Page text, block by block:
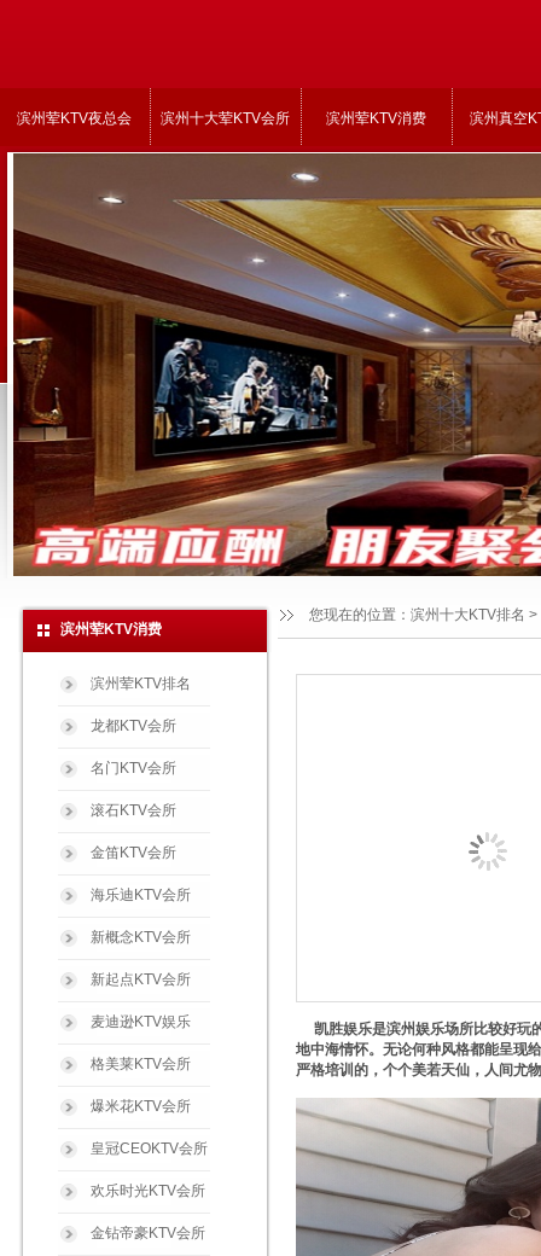
滨州荤KTV夜总会 滨州十大荤KTV会所 滨州荤KTV消费 滨州真空
滨州荤KTV消费
滨州荤KTV排名
龙都KTV会所
名门KTV会所
滚石KTV会所
金笛KTV会所
海乐迪KTV会所
新概念KTV会所
新起点KTV会所
麦迪逊KTV娱乐
格美莱KTV会所
爆米花KTV会所
皇冠CEOKTV会所
欢乐时光KTV会所
金钻帝豪KTV会所
您现在的位置： 滨州十大KTV排名 >
凯胜娱乐是滨州娱乐场所比较好玩
地中海情怀。无论何种风格都能呈现
严格培训的，个个美若天仙，人间尤